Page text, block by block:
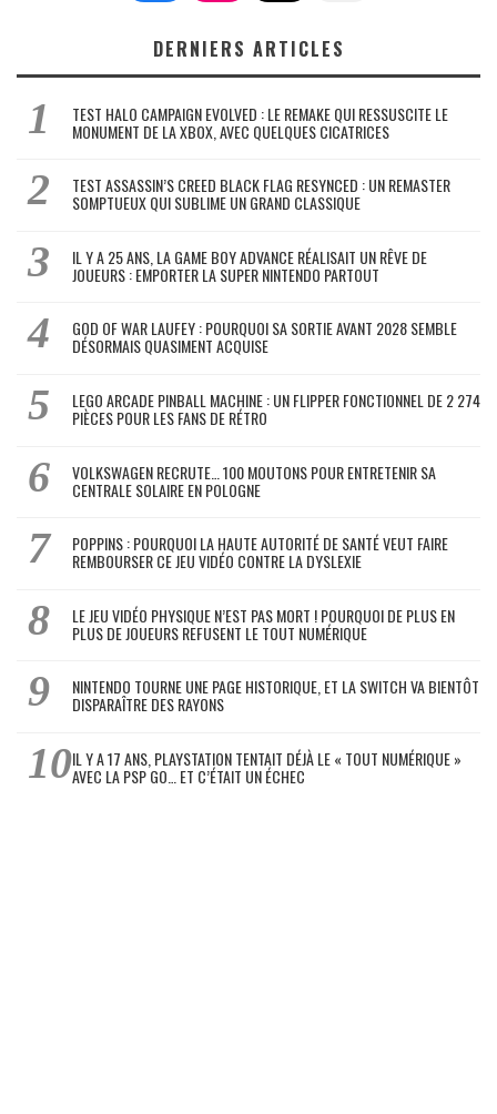
DERNIERS ARTICLES
TEST HALO CAMPAIGN EVOLVED : LE REMAKE QUI RESSUSCITE LE
MONUMENT DE LA XBOX, AVEC QUELQUES CICATRICES
TEST ASSASSIN’S CREED BLACK FLAG RESYNCED : UN REMASTER
SOMPTUEUX QUI SUBLIME UN GRAND CLASSIQUE
IL Y A 25 ANS, LA GAME BOY ADVANCE RÉALISAIT UN RÊVE DE
JOUEURS : EMPORTER LA SUPER NINTENDO PARTOUT
GOD OF WAR LAUFEY : POURQUOI SA SORTIE AVANT 2028 SEMBLE
DÉSORMAIS QUASIMENT ACQUISE
LEGO ARCADE PINBALL MACHINE : UN FLIPPER FONCTIONNEL DE 2 274
PIÈCES POUR LES FANS DE RÉTRO
VOLKSWAGEN RECRUTE… 100 MOUTONS POUR ENTRETENIR SA
CENTRALE SOLAIRE EN POLOGNE
POPPINS : POURQUOI LA HAUTE AUTORITÉ DE SANTÉ VEUT FAIRE
REMBOURSER CE JEU VIDÉO CONTRE LA DYSLEXIE
LE JEU VIDÉO PHYSIQUE N’EST PAS MORT ! POURQUOI DE PLUS EN
PLUS DE JOUEURS REFUSENT LE TOUT NUMÉRIQUE
NINTENDO TOURNE UNE PAGE HISTORIQUE, ET LA SWITCH VA BIENTÔT
DISPARAÎTRE DES RAYONS
IL Y A 17 ANS, PLAYSTATION TENTAIT DÉJÀ LE « TOUT NUMÉRIQUE »
AVEC LA PSP GO… ET C’ÉTAIT UN ÉCHEC